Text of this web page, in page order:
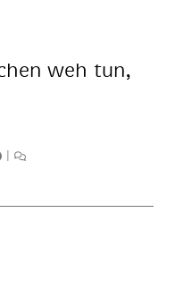
weh tun,
|